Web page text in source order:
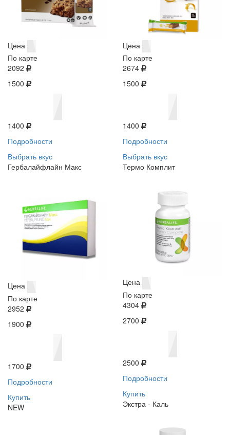
Цена
По карте
2092
1500
1400
Подробности
Выбрать вкус
Цена
По карте
2674
1500
1400
Подробности
Выбрать вкус
Гербалайфлайн Макс
Цена
По карте
2952
1900
1700
Подробности
Купить
NEW
Термо Комплит
Цена
По карте
4304
2700
2500
Подробности
Купить
Экстра - Каль